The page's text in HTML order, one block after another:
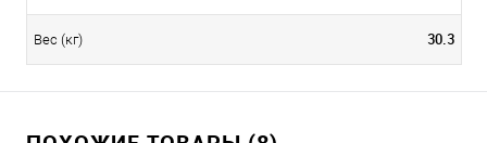
Вес (кг) 30.3